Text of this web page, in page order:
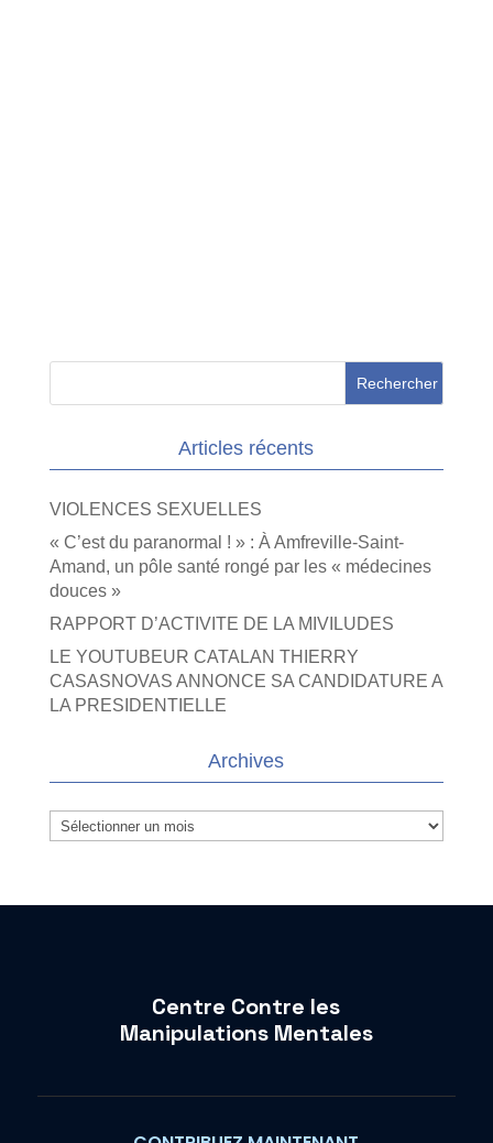
Articles récents
VIOLENCES SEXUELLES
« C’est du paranormal ! » : À Amfreville-Saint-
Amand, un pôle santé rongé par les « médecines
douces »
RAPPORT D’ACTIVITE DE LA MIVILUDES
LE YOUTUBEUR CATALAN THIERRY
CASASNOVAS ANNONCE SA CANDIDATURE A
LA PRESIDENTIELLE
Archives
Archives
Centre Contre les
Manipulations Mentales